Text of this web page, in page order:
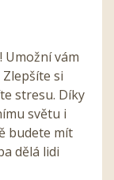
vám
si
stresu. Díky
světu i
budete mít
dělá lidi